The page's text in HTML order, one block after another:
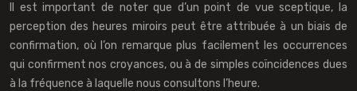
Il est important de noter que d’un point de vue sceptique, la
perception des heures miroirs peut être attribuée à un biais de
confirmation, où l’on remarque plus facilement les occurrences
qui confirment nos croyances, ou à de simples coïncidences dues
à la fréquence à laquelle nous consultons l’heure.